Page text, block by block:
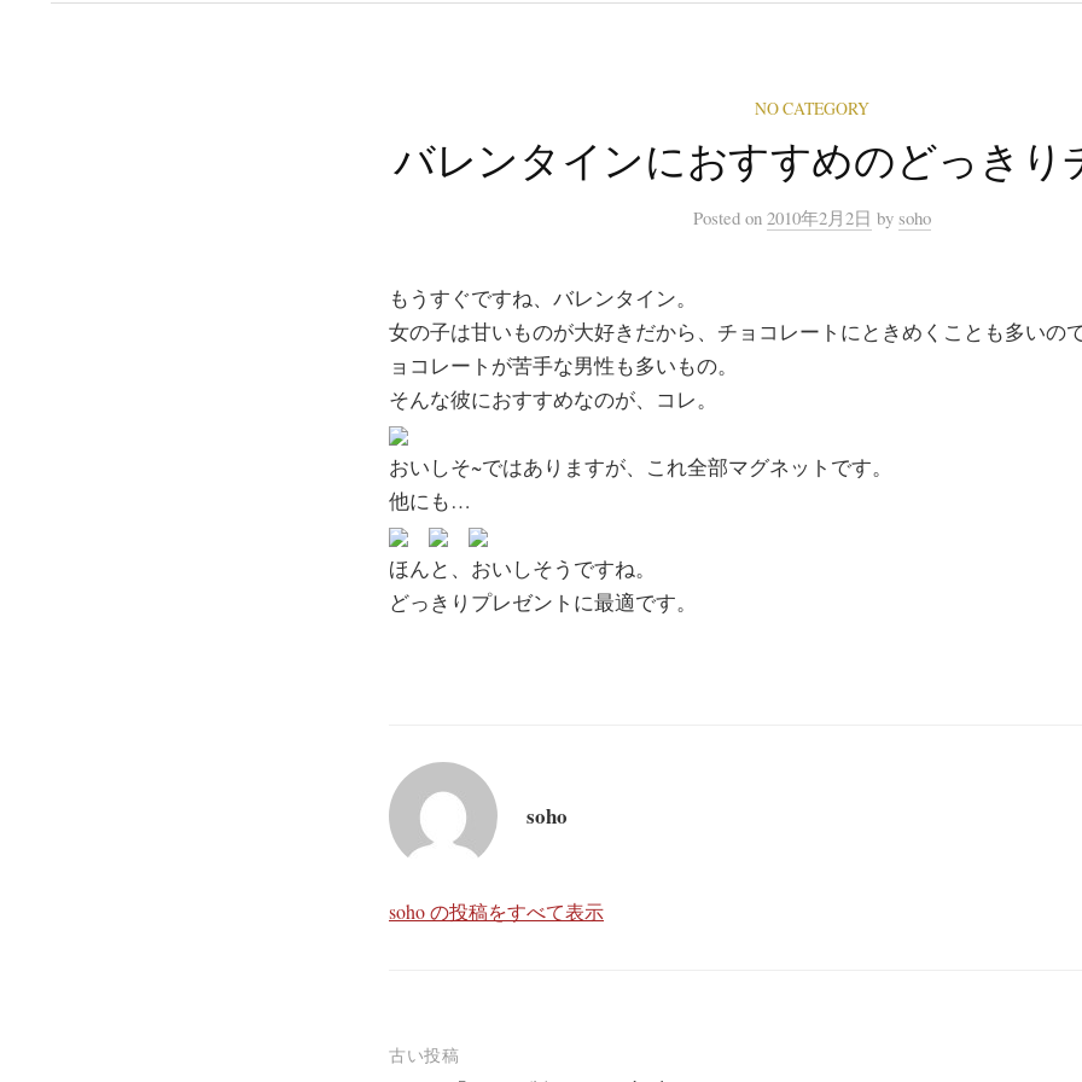
NO CATEGORY
バレンタインにおすすめのどっきり
Posted on 2010年2月2日 by soho
もうすぐですね、バレンタイン。
女の子は甘いものが大好きだから、チョコレートにときめくことも多いの
ョコレートが苦手な男性も多いもの。
そんな彼におすすめなのが、コレ。
おいしそ~ではありますが、これ全部マグネットです。
他にも…
ほんと、おいしそうですね。
どっきりプレゼントに最適です。
soho
soho の投稿をすべて表示
投
古い投稿